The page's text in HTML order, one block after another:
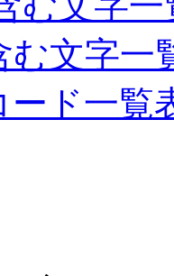
む文字一
ード一覧